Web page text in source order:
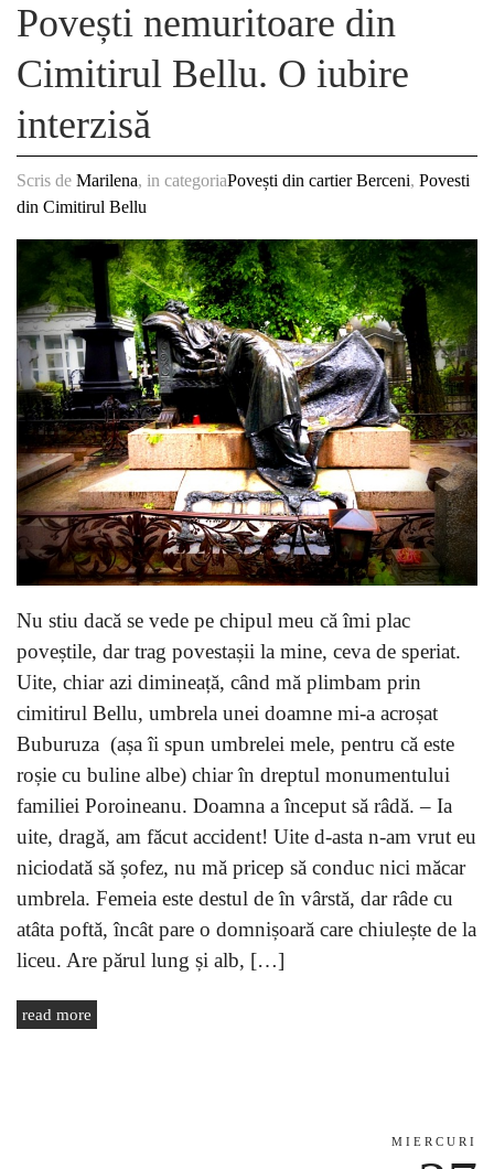
Povești nemuritoare din
Cimitirul Bellu. O iubire
interzisă
Scris de Marilena, in categoriaPovești din cartier Berceni, Povesti
din Cimitirul Bellu
Nu stiu dacă se vede pe chipul meu că îmi plac
poveștile, dar trag povestașii la mine, ceva de speriat.
Uite, chiar azi dimineață, când mă plimbam prin
cimitirul Bellu, umbrela unei doamne mi-a acroșat
Buburuza (așa îi spun umbrelei mele, pentru că este
roșie cu buline albe) chiar în dreptul monumentului
familiei Poroineanu. Doamna a început să râdă. – Ia
uite, dragă, am făcut accident! Uite d-asta n-am vrut eu
niciodată să șofez, nu mă pricep să conduc nici măcar
umbrela. Femeia este destul de în vârstă, dar râde cu
atâta poftă, încât pare o domnișoară care chiulește de la
liceu. Are părul lung și alb, […]
read more
MIERCURI